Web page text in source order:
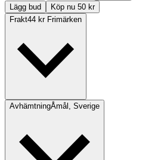
Lägg bud
Köp nu 50 kr
Frakt44 kr Frimärken
AvhämtningÅmål, Sverige